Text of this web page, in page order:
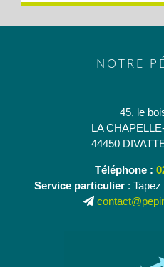
NOTRE
45, le
LA
44450
Téléphone :
Service particulier: Tapez